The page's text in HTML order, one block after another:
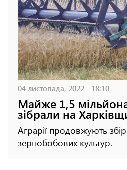
04 листопада, 2022 - 18:10
Майже 1,5
зібрали на
Аграрії продовжують
зернобобових культур.